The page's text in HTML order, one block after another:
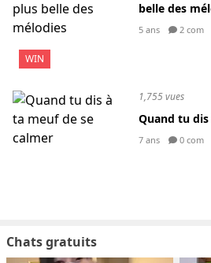
WIN
belle des
5 ans 2 com
1,755 vues
Quand tu
7 ans 0 com
Chats gratuits